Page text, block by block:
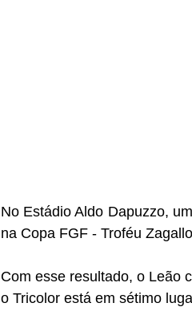
No Estádio Aldo Dapuzzo,
na Copa FGF - Troféu
Com esse resultado, o Leão
o Tricolor está em sétimo